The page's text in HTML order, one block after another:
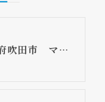
大阪府吹田市 マンションの流し台取替リフォーム工事